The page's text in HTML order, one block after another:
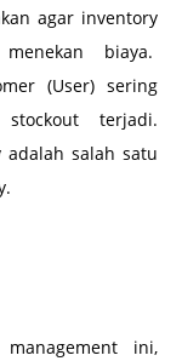
agar inventory
biaya.
(User) sering
terjadi.
adalah salah satu
ini,